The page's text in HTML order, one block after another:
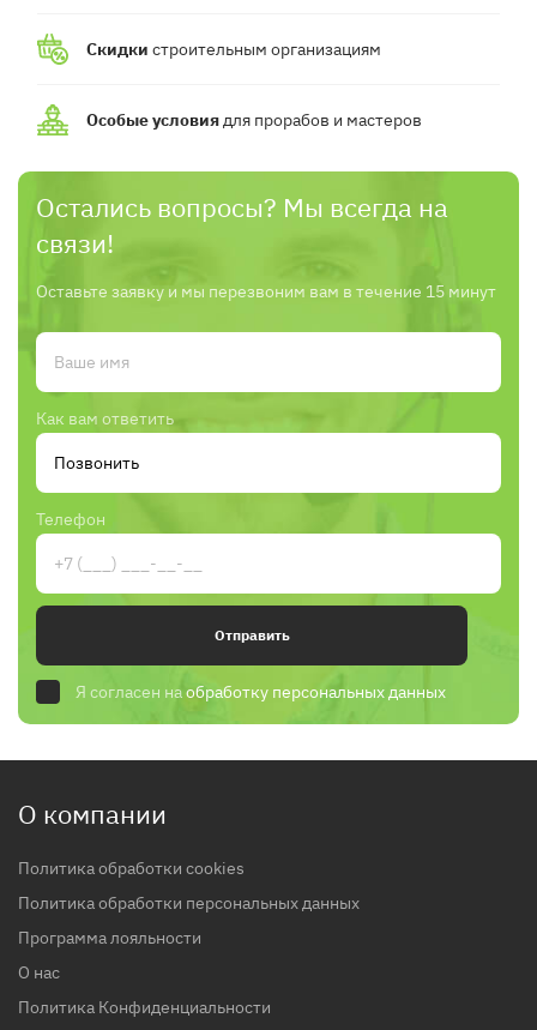
Скидки строительным организациям
Особые условиядля прорабов и мастеров
Остались вопросы? Мы всегда на
связи!
Оставьте заявку и мы перезвоним вам в течение 15 минут
Как вам ответить
Телефон
Отправить
Я согласен наобработку персональных данных
О компании
Политика обработки cookies
Политика обработки персональных данных
Программа лояльности
О нас
Политика Конфиденциальности